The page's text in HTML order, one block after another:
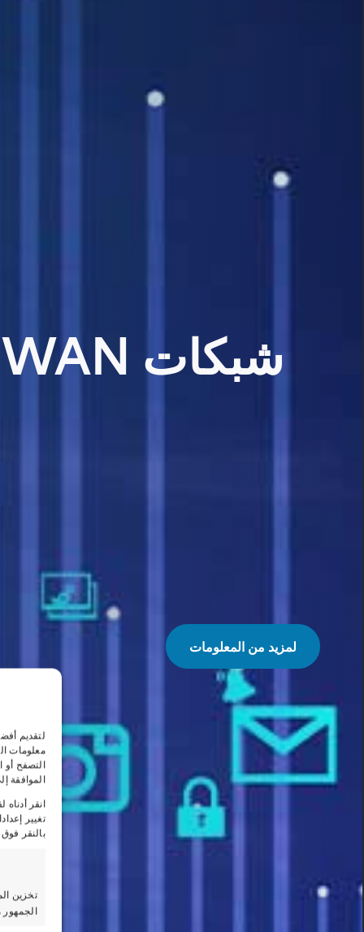
لتقديم
معلومات
التصفح
الموافقة
انقر
تغيير
بالنقر
تخزين
لمزيد من المعلومات